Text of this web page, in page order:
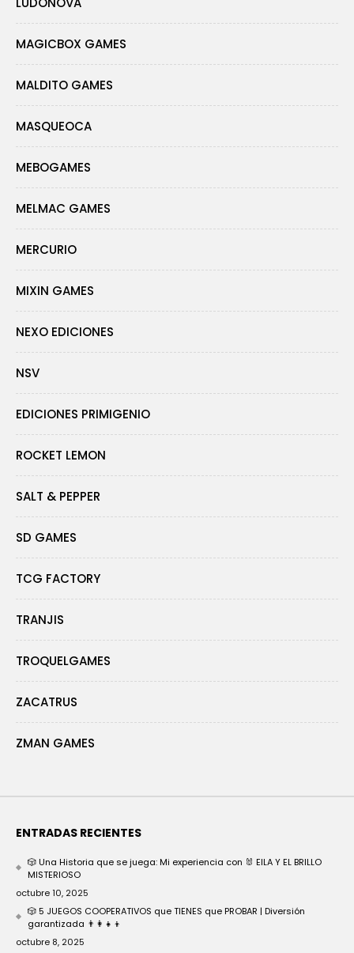
MAGICBOX GAMES
MALDITO GAMES
MASQUEOCA
MEBOGAMES
MELMAC GAMES
MERCURIO
MIXIN GAMES
NEXO EDICIONES
NSV
EDICIONES PRIMIGENIO
ROCKET LEMON
SALT & PEPPER
SD GAMES
TCG FACTORY
TRANJIS
TROQUELGAMES
ZACATRUS
ZMAN GAMES
ENTRADAS RECIENTES
🎲 Una Historia que se juega: Mi experiencia con 🐰 EILA Y EL BRILLO
MISTERIOSO
octubre 10, 2025
🎲 5 JUEGOS COOPERATIVOS que TIENES que PROBAR | Diversión
garantizada 👨‍👩‍👧‍👦
octubre 8, 2025